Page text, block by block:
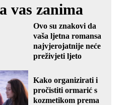
vas zanima
Ovo su znakovi da
vaša ljetna romansa
najvjerojatnije neće
preživjeti ljeto
Kako organizirati i
pročistiti ormarić s
kozmetikom prema